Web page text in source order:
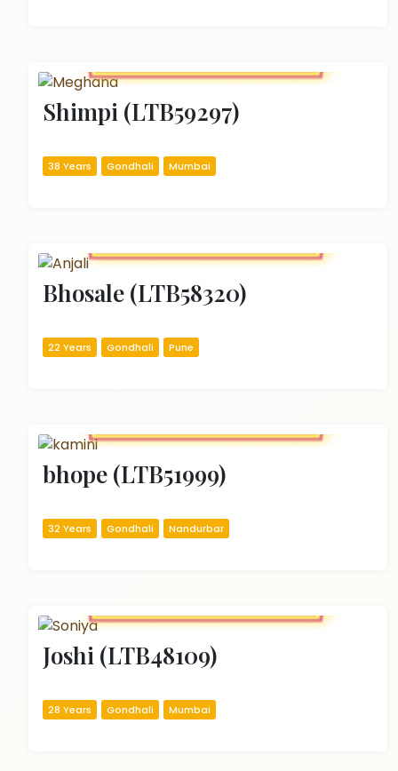
Shimpi (LTB59297)
38 Years Gondhali Mumbai
Bhosale (LTB58320)
22 Years Gondhali Pune
bhope (LTB51999)
32 Years Gondhali Nandurbar
Joshi (LTB48109)
28 Years Gondhali Mumbai